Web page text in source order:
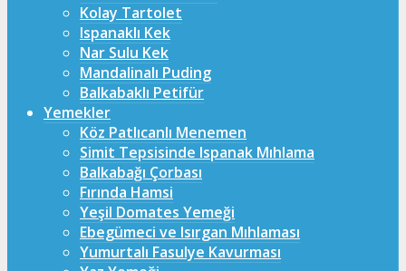
Kolay Tartolet
Ispanaklı Kek
Nar Sulu Kek
Mandalinalı Puding
Balkabaklı Petifür
Yemekler
Köz Patlıcanlı Menemen
Simit Tepsisinde Ispanak Mıhlama
Balkabağı Çorbası
Fırında Hamsi
Yeşil Domates Yemeği
Ebegümeci ve Isırgan Mıhlaması
Yumurtalı Fasulye Kavurması